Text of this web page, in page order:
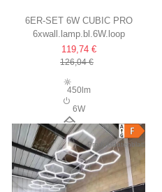
6ER-SET 6W CUBIC PRO
WANDLEUCHTE
IP65, SCHWARZ,
DURCHSCHLEIFBAR,
VERSTELLBAR, ECKIG,
UP/DOWN, INNEN/AUSSEN, I
NKL. LEUCHTMITTEL
6xwall.lamp.bl.6W.loop
119,74 €
126,04 €
450lm
6W
10-120°
Produktdatenblatt